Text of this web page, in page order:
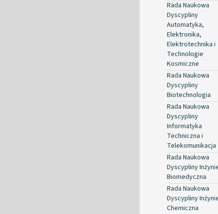
Rada Naukowa
Dyscypliny
Automatyka,
Elektronika,
Elektrotechnika i
Technologie
Kosmiczne
Rada Naukowa
Dyscypliny
Biotechnologia
Rada Naukowa
Dyscypliny
Informatyka
Techniczna i
Telekomunikacja
Rada Naukowa
Dyscypliny
Biomedyczna
Rada Naukowa
Dyscypliny
Chemiczna